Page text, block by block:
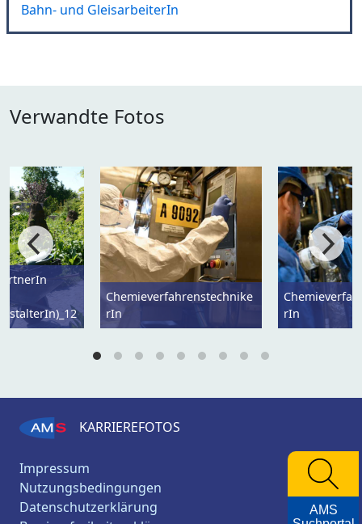
Bahn- und GleisarbeiterIn
Verwandte Fotos
Chemieverfahrenstechnike
rIn
rIn
KARRIEREFOTOS
Impressum
Nutzungsbedingungen
Datenschutzerklärung
AMS